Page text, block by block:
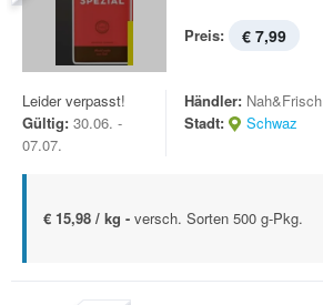
Preis: € 7,99
Leider verpasst!
Gültig: 30.06. -
07.07.
Händler: Nah&Frisch
Stadt:
Schwaz
€ 15,98 / kg - versch. Sorten 500 g-Pkg.